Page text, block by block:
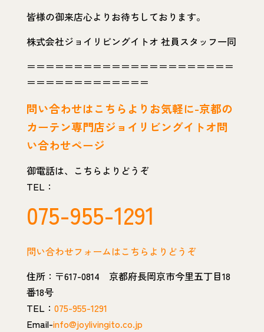
皆様の御来店心よりお待ちしております。
株式会社ジョイリビングイトオ 社員スタッフ一同
＝＝＝＝＝＝＝＝＝＝＝＝＝＝＝＝＝＝＝＝＝＝
＝＝＝＝＝＝＝＝＝＝＝＝＝
問い合わせはこちらよりお気軽に-京都の
カーテン専門店ジョイリビングイトオ問
い合わせページ
御電話は、こちらよりどうぞ
TEL：
075-955-1291
問い合わせフォームはこちらよりどうぞ
住所：〒617-0814 京都府長岡京市今里五丁目18
番18号
TEL： 075-955-1291
Email-info@joylivingito.co.jp